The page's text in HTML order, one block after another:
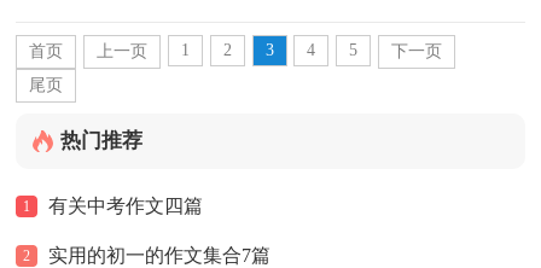
文。相信写作文是一个让许多人都头痛的问...
首页
上一页 1 2 3 4 5
下一页
尾页
热门推荐
1 有关中考作文四篇
2 实用的初一的作文集合7篇